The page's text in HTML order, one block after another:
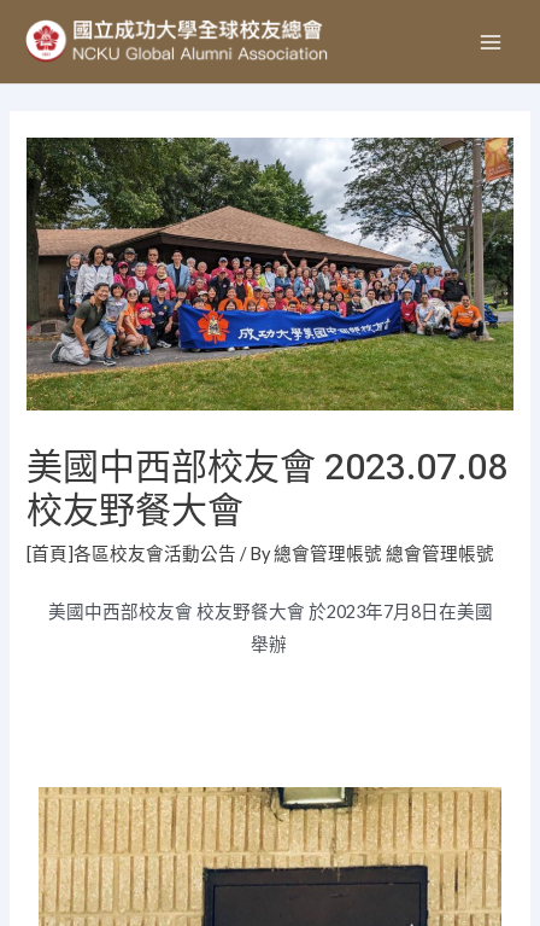
美國中西部校友會 2023.07.08
校友野餐大會
[首頁]各區校友會活動公告 / By總會管理帳號 總會管理帳號
美國中西部校友會 校友野餐大會 於2023年7月8日 在美國
舉辦